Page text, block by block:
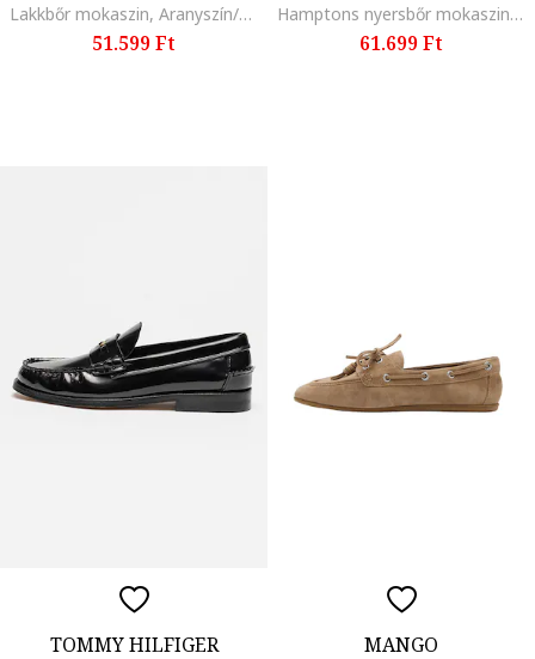
Lakkbőr mokaszin, Aranyszín/Konyakbarna
51.599 Ft
Hamptons nyersbőr mokaszin, Tevebarna
61.699 Ft
TOMMY HILFIGER MANGO